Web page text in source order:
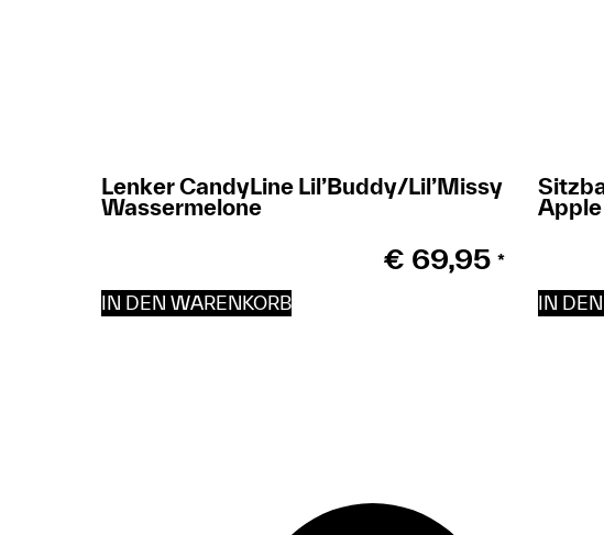
Lenker CandyLine Lil’Buddy/Lil’Missy
Wassermelone
€ 69,95 *
IN DEN WARENKORB
Apple
IN